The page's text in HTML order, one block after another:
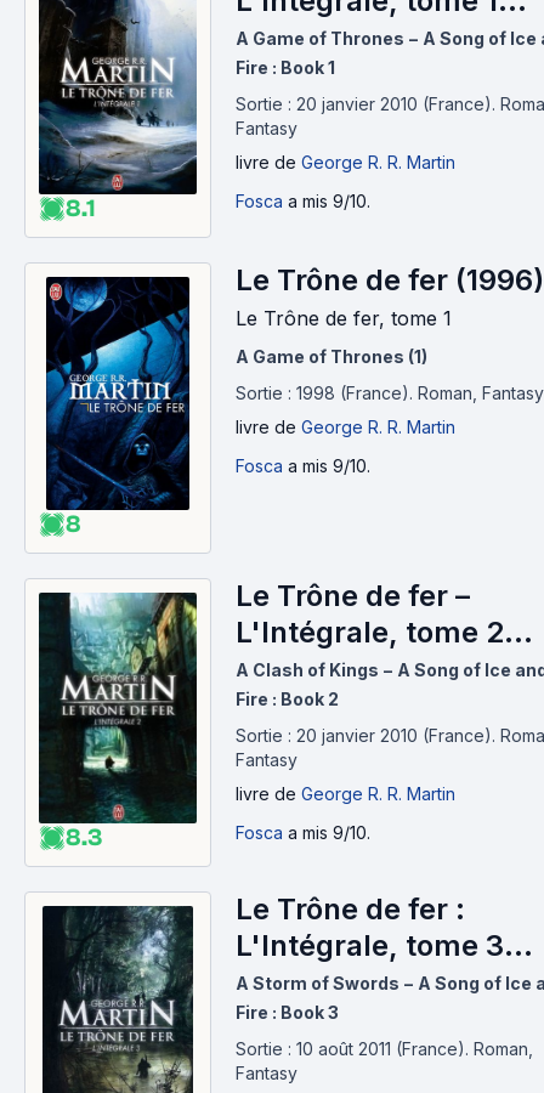
8.1
(1996)
A Game of Thrones − A Song of Ice
Fire : Book 1
Sortie : 20 janvier 2010 (France).
Fantasy
livre de George R. R. Martin
Fosca a mis 9/10.
8
Le Trône de fer (1996)
Le Trône de fer, tome 1
A Game of Thrones (1)
Sortie : 1998 (France). Roman, Fantasy
livre de George R. R. Martin
Fosca a mis 9/10.
8.3
Le Trône de fer –
L'Intégrale, tome 2
(1998)
A Clash of Kings − A Song of Ice
Fire : Book 2
Sortie : 20 janvier 2010 (France).
Fantasy
livre de George R. R. Martin
Fosca a mis 9/10.
Le Trône de fer :
L'Intégrale, tome 3
(2000)
A Storm of Swords − A Song of Ice
Fire : Book 3
Sortie : 10 août 2011 (France). Roman,
Fantasy